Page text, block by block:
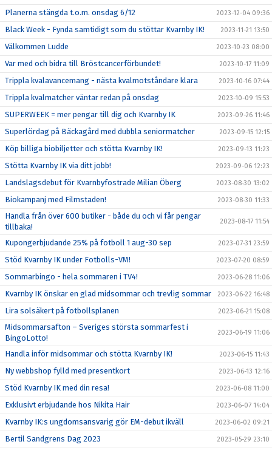
Planerna stängda t.o.m. onsdag 6/12 2023-12-04 09:36
Black Week - Fynda samtidigt som du stöttar Kvarnby IK! 2023-11-21 13:50
Välkommen Ludde 2023-10-23 08:00
Var med och bidra till Bröstcancerförbundet! 2023-10-17 11:09
Trippla kvalavancemang - nästa kvalmotståndare klara 2023-10-16 07:44
Trippla kvalmatcher väntar redan på onsdag 2023-10-09 15:53
SUPERWEEK = mer pengar till dig och Kvarnby IK 2023-09-26 11:46
Superlördag på Bäckagård med dubbla seniormatcher 2023-09-15 12:15
Köp billiga biobiljetter och stötta Kvarnby IK! 2023-09-13 11:23
Stötta Kvarnby IK via ditt jobb! 2023-09-06 12:23
Landslagsdebut för Kvarnbyfostrade Milian Öberg 2023-08-30 13:02
Biokampanj med Filmstaden! 2023-08-30 11:33
Handla från över 600 butiker - både du och vi får pengar
tillbaka!
2023-08-17 11:54
Kupongerbjudande 25% på fotboll 1 aug-30 sep 2023-07-31 23:59
Stöd Kvarnby IK under Fotbolls-VM! 2023-07-20 08:59
Sommarbingo - hela sommaren i TV4! 2023-06-28 11:06
Kvarnby IK önskar en glad midsommar och trevlig sommar 2023-06-22 16:48
Lira solsäkert på fotbollsplanen 2023-06-21 15:08
Midsommarsafton – Sveriges största sommarfest i
BingoLotto!
2023-06-19 11:06
Handla inför midsommar och stötta Kvarnby IK! 2023-06-15 11:43
Ny webbshop fylld med presentkort 2023-06-13 12:16
Stöd Kvarnby IK med din resa! 2023-06-08 11:00
Exklusivt erbjudande hos Nikita Hair 2023-06-07 14:04
Kvarnby IK:s ungdomsansvarig gör EM-debut ikväll 2023-06-02 09:21
Bertil Sandgrens Dag 2023 2023-05-29 23:10